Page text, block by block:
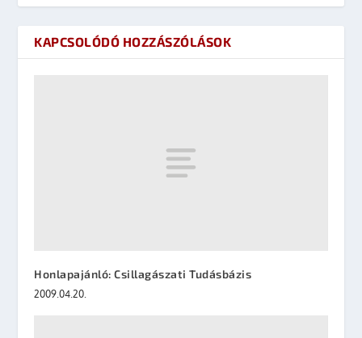
KAPCSOLÓDÓ HOZZÁSZÓLÁSOK
Honlapajánló: Csillagászati Tudásbázis
2009.04.20.